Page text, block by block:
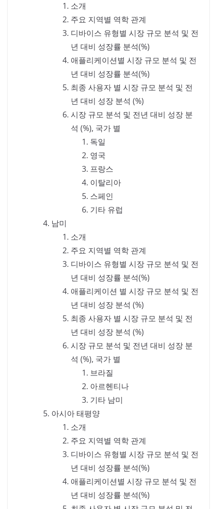
소개
주요 지역별 역학 관계
디바이스 유형별 시장 규모 분석 및 전
년 대비 성장률 분석(%)
애플리케이션별 시장 규모 분석 및 전
년 대비 성장률 분석(%)
최종 사용자 별 시장 규모 분석 및 전
년 대비 성장 분석 (%)
시장 규모 분석 및 전년 대비 성장 분
석 (%), 국가 별
독일
영국
프랑스
이탈리아
스페인
기타 유럽
남미
소개
주요 지역별 역학 관계
디바이스 유형별 시장 규모 분석 및 전
년 대비 성장률 분석(%)
애플리케이션 별 시장 규모 분석 및 전
년 대비 성장 분석 (%)
최종 사용자 별 시장 규모 분석 및 전
년 대비 성장 분석 (%)
시장 규모 분석 및 전년 대비 성장 분
석 (%), 국가 별
브라질
아르헨티나
기타 남미
아시아 태평양
소개
주요 지역별 역학 관계
디바이스 유형별 시장 규모 분석 및 전
년 대비 성장률 분석(%)
애플리케이션별 시장 규모 분석 및 전
년 대비 성장률 분석(%)